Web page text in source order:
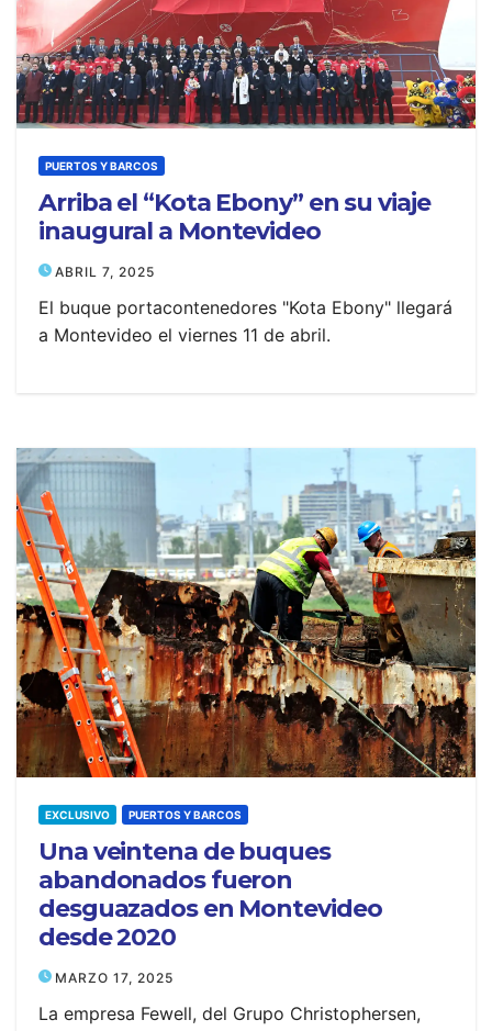
PUERTOS Y BARCOS
Arriba el “Kota Ebony” en su viaje
inaugural a Montevideo
ABRIL 7, 2025
El buque portacontenedores "Kota Ebony" llegará
a Montevideo el viernes 11 de abril.
EXCLUSIVO PUERTOS Y BARCOS
Una veintena de buques
abandonados fueron
desguazados en Montevideo
desde 2020
MARZO 17, 2025
La empresa Fewell, del Grupo Christophersen,